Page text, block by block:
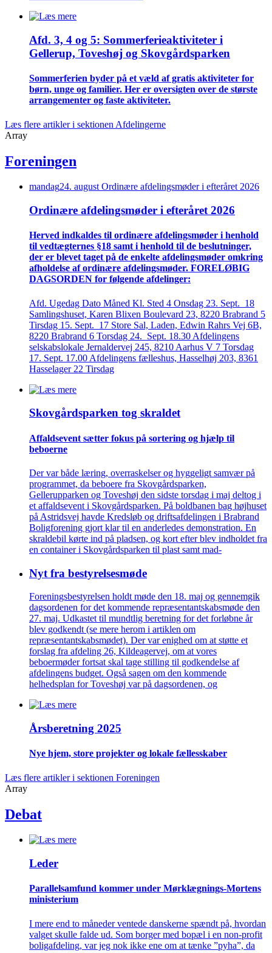
Afd. 3, 4 og 5: Sommer­ferie­aktiviteter i
Gellerup, Toveshøj og Skovgårds­parken
Sommer­ferien byder på et væld af gratis aktiviteter for
børn, unge og familier. Her er oversigten over de største
arrangementer og faste aktiviteter.
Læs flere artikler i sektionen Afdelingerne
Array
Foreningen
mandag24. august Ordinære afdelings­møder i efteråret 2026
Ordinære afdelings­møder i efteråret 2026
Herved indkaldes til ordinære afdelings­møder i henhold
til vedtægternes §18 samt i henhold til de beslutninger,
der er blevet taget på de enkelte afdelings­møder omkring
afholdelse af ordinære afdelings­møder. FORELØBIG
DAGSORDEN for følgende afdelinger:
Afd. Ugedag Dato Måned Kl. Sted 4 Onsdag 23. Sept. 18
Samlingshuset, Karen Blixen Boulevard 23, 8220 Brabrand 5
Tirsdag 15. Sept. 17 Store Sal, Laden, Edwin Rahrs Vej 6B,
8220 Brabrand 6 Torsdag 24. Sept. 18.30 Afdelingens
selskabslokale Jernaldervej 245, 8210 Aarhus V 7 Torsdag
17. Sept. 17.00 Afdelingens fælleshus, Hasselhøj 203, 8361
Hasselager 22 Tirsdag
Skovgårds­parken tog skraldet
Affaldsevent sætter fokus på sortering og hjælp til
beboerne
Der var både læring, overraskelser og hyggeligt samvær på
programmet, da beboere fra Skovgårdsparken,
Gellerupparken og Toveshøj den sidste torsdag i maj deltog i
et affaldsevent i Skovgårdsparken. På boldbanen bag højhuset
på Astridsvej havde Kredsløb og driftsafdelingen i Brabrand
Boligforening gjort klar til en anderledes demonstration. En
skraldebil kørte ind på pladsen, og kort efter blev indholdet fra
en container i Skovgårdsparken til plast samt mad-
Nyt fra bestyrelsesmøde
Foreningsbestyrelsen holdt møde den 18. maj og gennemgik
dagsordenen for det kommende repræsentantskabsmøde den
27. maj. Udkastet til mundtlig beretning for det forløbne år
blev godkendt (se mere herom i artiklen om
repræsentantskabsmødet). Der var enighed om at støtte et
forslag fra afdeling 26, Kildeagervej, om at vores
beboermøder fortsat skal tage stilling til godkendelse af
afdelingens budget. Også sagen om den kommende
helhedsplan for Toveshøj var på dagsordenen, og
Årsberetning 2025
Nye hjem, store projekter og lokale fælles­skaber
Læs flere artikler i sektionen Foreningen
Array
Debat
Leder
Parallelsamfund kommer under Mørklægnings-Mortens
ministerium
I mere end to måneder ventede danskerne spændt på, hvordan
valget skulle falde ud. Som borger med bopæl i en non-profit
boligafdeling, var jeg nok ikke ene om at tænke ”pyha”, da